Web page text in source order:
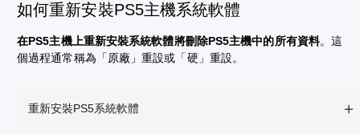
如何重新安裝PS5主機系統軟體
在PS5主機上重新安裝系統軟體將刪除PS5主機中的所有資料。這
個過程通常稱為「原廠」重設或「硬」重設。
重新安裝PS5系統軟體